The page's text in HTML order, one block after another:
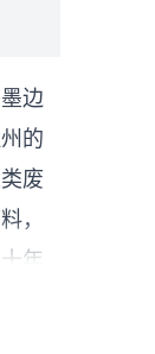
边
的
废
，
年